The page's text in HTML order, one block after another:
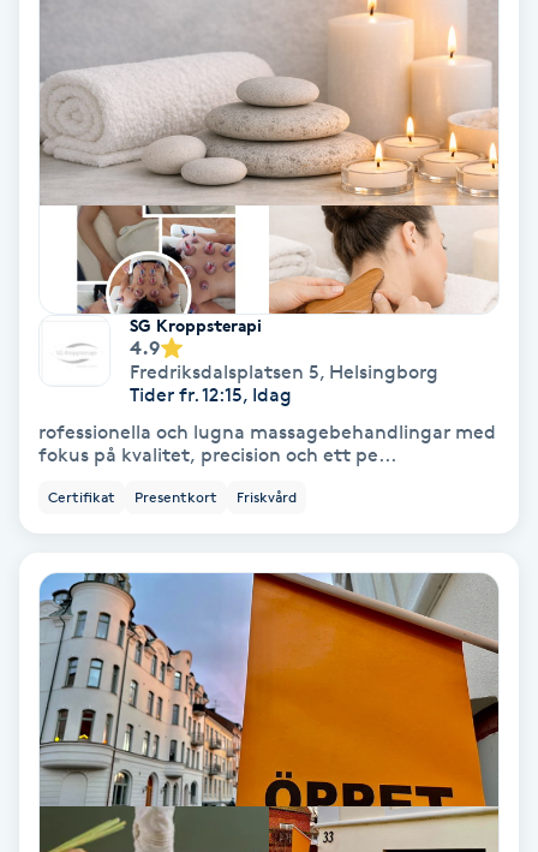
Olaplexbehandling
Ombre
Ombre brows
Ombre naglar
Optiker
Ortobionomi
Ortopedi
Osteopati
Paraffinbehandling
Pedikyr
Pensionärklippning
SG Kroppsterapi
4.9
Fredriksdalsplatsen 5, Helsingborg
Tider fr. 12:15, Idag
rofessionella och lugna massagebehandlingar med
fokus på kvalitet, precision och ett pe...
Certifikat Presentkort Friskvård